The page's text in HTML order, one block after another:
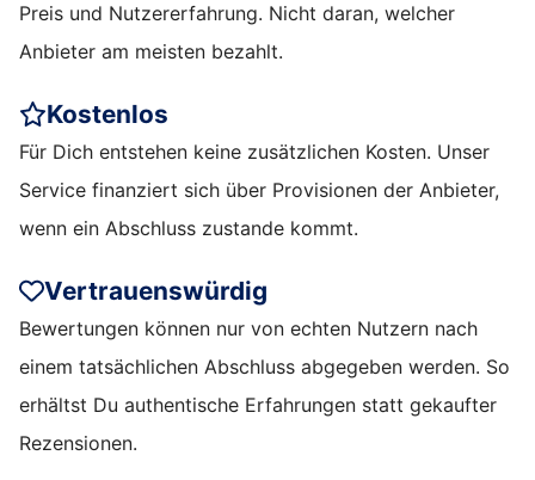
Preis und Nutzererfahrung. Nicht daran, welcher
Anbieter am meisten bezahlt.
Kostenlos
Für Dich entstehen keine zusätzlichen Kosten. Unser
Service finanziert sich über Provisionen der Anbieter,
wenn ein Abschluss zustande kommt.
Vertrauenswürdig
Bewertungen können nur von echten Nutzern nach
einem tatsächlichen Abschluss abgegeben werden. So
erhältst Du authentische Erfahrungen statt gekaufter
Rezensionen.